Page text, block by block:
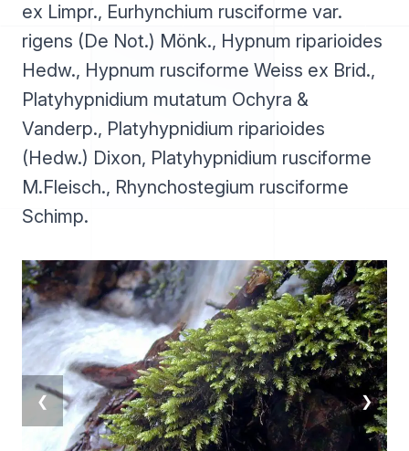
ex Limpr., Eurhynchium rusciforme var.
rigens (De Not.) Mönk., Hypnum riparioides
Hedw., Hypnum rusciforme Weiss ex Brid.,
Platyhypnidium mutatum Ochyra &
Vanderp., Platyhypnidium riparioides
(Hedw.) Dixon, Platyhypnidium rusciforme
M.Fleisch., Rhynchostegium rusciforme
Schimp.
❮ ❯